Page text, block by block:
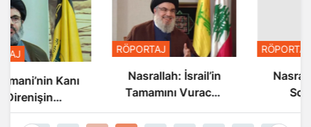
RÖPORTAJ
Nasrallah: İsrail’in
Tamamını Vuracak
RÖPORTAJ
Nasrallah: İsrail’in
Sonu Yakın